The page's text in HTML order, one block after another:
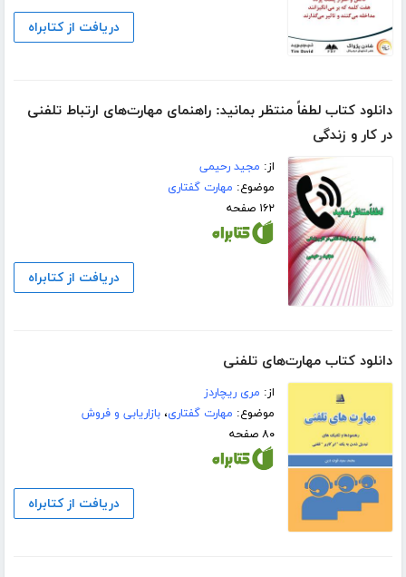
دریافت از کتابراه
دانلود کتاب لطفاً منتظر بمانید: راهنمای مهارت‌های ارتباط تلفنی
در کار و زندگی
از: مجید رحیمی
موضوع: مهارت گفتاری
۱۶۲ صفحه
دریافت از کتابراه
دانلود کتاب مهارت‌های تلفنی
از: مری ریچاردز
موضوع: مهارت گفتاری،بازاریابی و فروش
۸۰ صفحه
دریافت از کتابراه